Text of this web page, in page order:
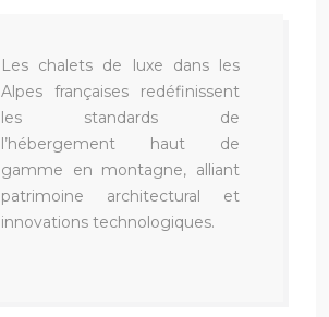
Les chalets de luxe dans les
Alpes françaises redéfinissent
les standards de
l’hébergement haut de
gamme en montagne, alliant
patrimoine architectural et
innovations technologiques.